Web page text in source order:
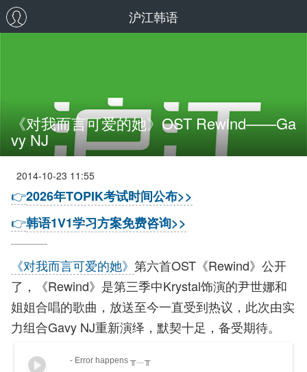
沪江韩语
《对我而言可爱的她》OST Rewind——Ga
vy NJ
2014-10-23 11:55
👉2026年TOPIK考试时间公布>>
👉韩语1V1学习方案免费咨询>>
《对我而言可爱的她》 第六首OST《Rewind》公开
了，《Rewind》是第三季中Krystal饰演的尹世娜和
姐姐合唱的歌曲，放送至今一直受到热议，此次由实
力组合Gavy NJ重新演绎，默契十足，备受期待。
- Error happens ╥﹏╥